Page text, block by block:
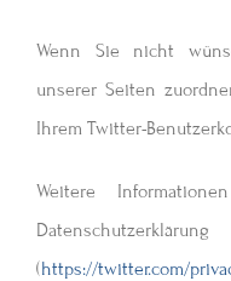
Wenn Sie nicht
unserer Seiten
Ihrem Twitter-
Weitere
(https://twitter.com/